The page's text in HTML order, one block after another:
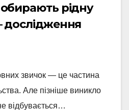
обирають рідну
дослідження
звичок — це частина
Але пізніше виникло
відбувається…